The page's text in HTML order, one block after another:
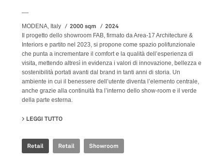
MODENA, Italy 2000 sqm 2024
Il progetto dello showroom FAB, firmato da Area-17 Architecture &
Interiors e partito nel 2023, si propone come spazio polifunzionale
che punta a incrementare il comfort e la qualità dell’esperienza di
visita, mettendo altresì in evidenza i valori di innovazione, bellezza e
sostenibilità portati avanti dal brand in tanti anni di storia. Un
ambiente in cui il benessere dell’utente diventa l’elemento centrale,
anche grazie alla continuità fra l’interno dello show-room e il verde
della parte esterna.
LEGGI TUTTO
Retail Retail Showroom